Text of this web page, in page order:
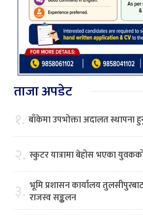
ताजा अपडेट
१. बाँकेमा उपभोक्ता अदालत स्थापना
२. स्कुटर यात्रामा बेहोस भएका
३. भूमि प्रशासन कार्यालय
राजस्व सङ्कलन